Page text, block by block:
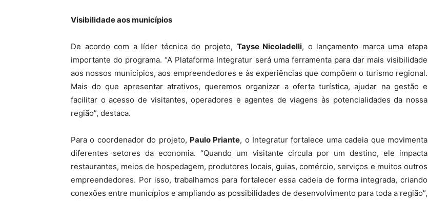
Visibilidade aos municípios
De acordo com a líder técnica do projeto, Tayse Nicoladelli, o lançamento marca uma etapa
importante do programa. “A Plataforma Integratur será uma ferramenta para dar mais visibilidade
aos nossos municípios, aos empreendedores e às experiências que compõem o turismo regional.
Mais do que apresentar atrativos, queremos organizar a oferta turística, ajudar na gestão e
facilitar o acesso de visitantes, operadores e agentes de viagens às potencialidades da nossa
região”, destaca.
Para o coordenador do projeto, Paulo Priante, o Integratur fortalece uma cadeia que movimenta
diferentes setores da economia. “Quando um visitante circula por um destino, ele impacta
restaurantes, meios de hospedagem, produtores locais, guias, comércio, serviços e muitos outros
empreendedores. Por isso, trabalhamos para fortalecer essa cadeia de forma integrada, criando
conexões entre municípios e ampliando as possibilidades de desenvolvimento para toda a região”,